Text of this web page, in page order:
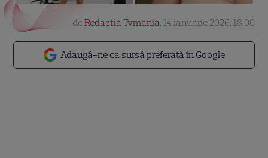
Adaugă-ne ca sursă preferată în Google
deRedactia Tvmania, 14 ianuarie 2026, 18:00